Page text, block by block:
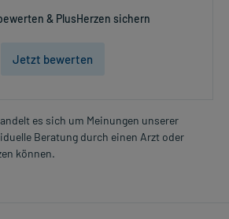
& PlusHerzen sichern
Jetzt bewerten
es sich um Meinungen unserer
Beratung durch einen Arzt oder
können.